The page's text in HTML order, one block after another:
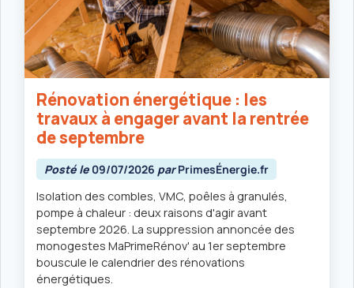
Rénovation énergétique : les
travaux à engager avant la rentrée
de septembre
Posté le 09/07/2026 parPrimesÉnergie.fr
Isolation des combles, VMC, poêles à granulés,
pompe à chaleur : deux raisons d'agir avant
septembre 2026. La suppression annoncée des
monogestes MaPrimeRénov' au 1er septembre
bouscule le calendrier des rénovations
énergétiques.